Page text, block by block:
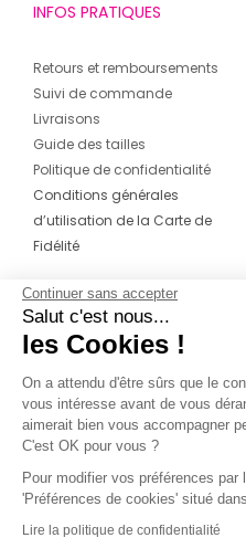
INFOS PRATIQUES
Retours et remboursements
Suivi de commande
Livraisons
Guide des tailles
Politique de confidentialité
Conditions générales
d’utilisation de la Carte de
Fidélité
CONTACT
04 42 20 78 42
Du lundi au jeudi de 8h30 à 16h30 & le
vendredi de 8h30 à 15h30
Continuer sans accepter
Salut c'est nous...
les Cookies !
On a attendu d'être sûrs que le
vous intéresse avant de vous
aimerait bien vous accompagner
C'est OK pour vous ?
Pour modifier vos préférences
'Préférences de cookies' situé
Lire la politique de confidentialité